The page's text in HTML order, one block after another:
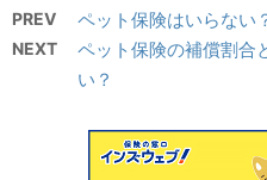
PREV ペット保険はいらない
NEXT
ペット保険の補償割合
い？